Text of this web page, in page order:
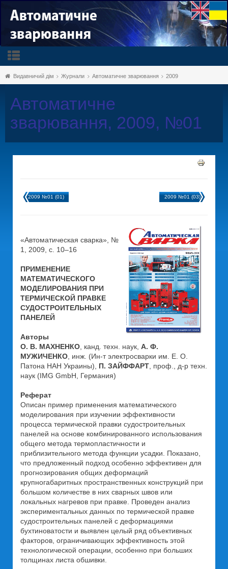
Видавничий дім Журнали Автоматичне зварювання 2009
Автоматичне
зварювання, 2009, №01
2009 №01 (01) 2009 №01 (03)
«Автоматическая сварка», №
1, 2009, с. 10–16
ПРИМЕНЕНИЕ
МАТЕМАТИЧЕСКОГО
МОДЕЛИРОВАНИЯ ПРИ
ТЕРМИЧЕСКОЙ ПРАВКЕ
СУДОСТРОИТЕЛЬНЫХ
ПАНЕЛЕЙ
Авторы
О. В. МАХНЕНКО , канд. техн. наук, А. Ф.
МУЖИЧЕНКО , инж. (Ин-т электросварки им. Е. О.
Патона НАН Украины), П. ЗАЙФФАРТ , проф., д-р техн.
наук (IMG GmbH, Германия)
Реферат
Описан пример применения математического
моделирования при изучении эффективности
процесса термической правки судостроительных
панелей на основе комбинированного использования
общего метода термопластичности и
приблизительного метода функции усадки. Показано,
что предложенный подход особенно эффективен для
прогнозирования общих деформаций
крупногабаритных пространственных конструкций при
большом количестве в них сварных швов или
локальных нагревов при правке. Проведен анализ
экспериментальных данных по термической правке
судостроительных панелей с деформациями
бухтиноватости и выявлен целый ряд объективных
факторов, ограничивающих эффективность этой
технологической операции, особенно при больших
толщинах листа обшивки.